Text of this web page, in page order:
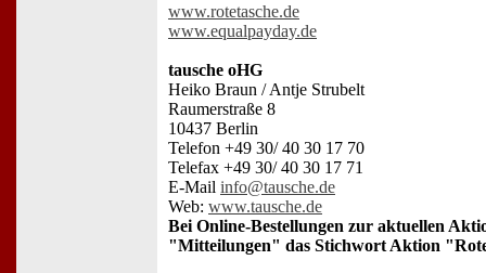
www.rotetasche.de
www.equalpayday.de
tausche oHG
Heiko Braun / Antje Strubelt
Raumerstraße 8
10437 Berlin
Telefon +49 30/ 40 30 17 70
Telefax +49 30/ 40 30 17 71
E-Mail info@tausche.de
Web: www.tausche.de
Bei Online-Bestellungen zur aktuellen
"Mitteilungen" das Stichwort Aktion